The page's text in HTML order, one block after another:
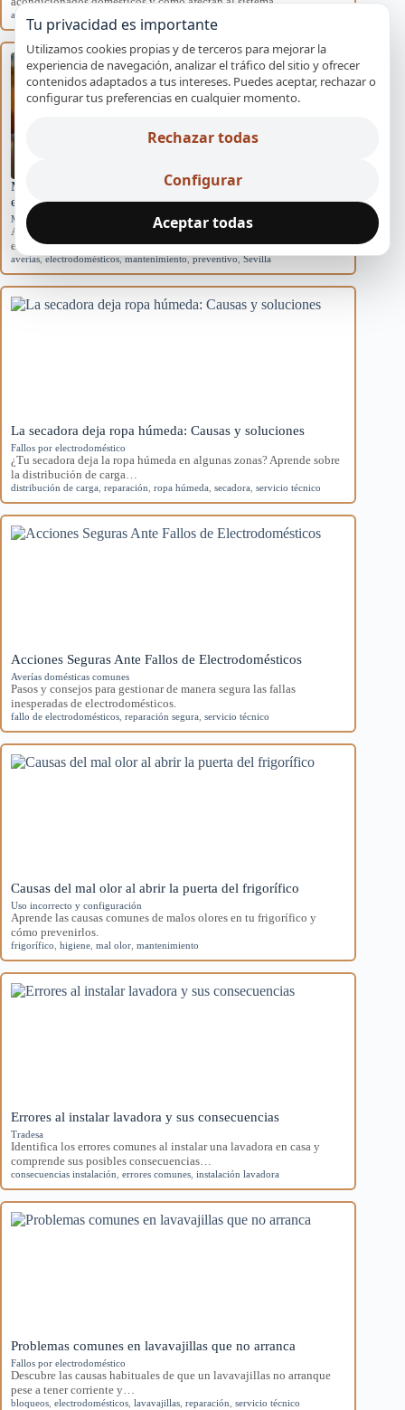
aire acondicionado
Mantenimiento básico para evitar averías en
electrodomésticos
Mantenimiento preventivo
Aprende rutinas de mantenimiento para prevenir averías en tus
electrodomésticos y mejorar su eficiencia en…
averías ,electrodomésticos,mantenimiento,preventivo,Sevilla
La secadora deja ropa húmeda: Causas y soluciones
Fallos por electrodoméstico
¿Tu secadora deja la ropa húmeda en algunas zonas? Aprende sobre
la distribución de carga…
distribución de carga reparación ropa húmeda secadora servicio técnico
Acciones Seguras Ante Fallos de Electrodomésticos
Averías domésticas comunes
Pasos y consejos para gestionar de manera segura las fallas
inesperadas de electrodomésticos.
fallo de electrodomésticos reparación segura servicio técnico
Causas del mal olor al abrir la puerta del frigorífico
Uso incorrecto y configuración
Aprende las causas comunes de malos olores en tu frigorífico y
cómo prevenirlos.
frigorífico higiene mal olor mantenimiento
Errores al instalar lavadora y sus consecuencias
Tradesa
Identifica los errores comunes al instalar una lavadora en casa y
comprende sus posibles consecuencias…
consecuencias instalación errores comunes instalación lavadora
Problemas comunes en lavavajillas que no arranca
Fallos por electrodoméstico
Descubre las causas habituales de que un lavavajillas no arranque
pese a tener corriente y…
bloqueos electrodomésticos lavavajillas reparación servicio técnico
Tu privacidad es importante
Utilizamos cookies propias y de terceros para mejorar la
experiencia de navegación, analizar el tráfico del sitio y ofrecer
contenidos adaptados a tus intereses. Puedes aceptar, rechazar o
configurar tus preferencias en cualquier momento.
Rechazar todas
Configurar
Aceptar todas